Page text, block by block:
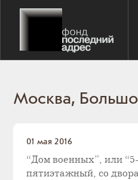
Москва,
01 мая 2016
“Дом военных”, или
пятиэтажный, со